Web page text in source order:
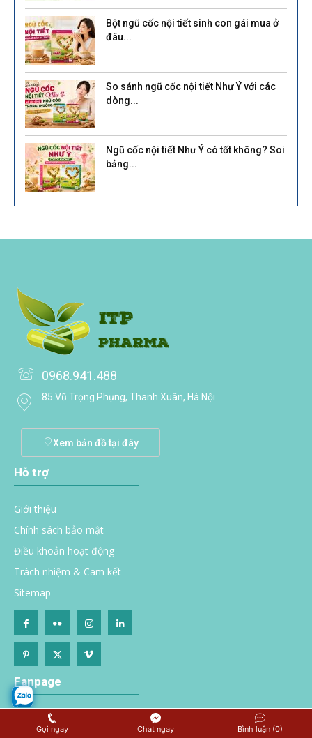
Bột ngũ cốc nội tiết sinh con gái mua ở
đâu...
So sánh ngũ cốc nội tiết Như Ý với các
dòng...
Ngũ cốc nội tiết Như Ý có tốt không? Soi
bảng...
0968.941.488
85 Vũ Trọng Phụng, Thanh Xuân, Hà Nội
Xem bản đồ tại đây
Hỗ trợ
Giới thiệu
Chính sách bảo mật
Điều khoản hoạt động
Trách nhiệm & Cam kết
Sitemap
Fanpage
ITPpharma.vn
Gọi ngay Chat ngay Bình luận (0)